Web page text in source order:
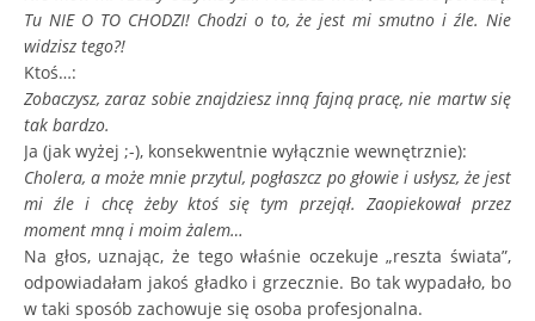
Tu NIE O TO CHODZI! Chodzi o to, że jest mi smutno i źle. Nie
widzisz tego?!
Ktoś…:
Zobaczysz, zaraz sobie znajdziesz inną fajną pracę, nie martw się
tak bardzo.
Ja (jak wyżej ;-), konsekwentnie wyłącznie wewnętrznie):
Cholera, a może mnie przytul, pogłaszcz po głowie i usłysz, że jest
mi źle i chcę żeby ktoś się tym przejął. Zaopiekował przez
moment mną i moim żalem…
Na głos, uznając, że tego właśnie oczekuje „reszta świata”,
odpowiadałam jakoś gładko i grzecznie. Bo tak wypadało, bo
w taki sposób zachowuje się osoba profesjonalna.